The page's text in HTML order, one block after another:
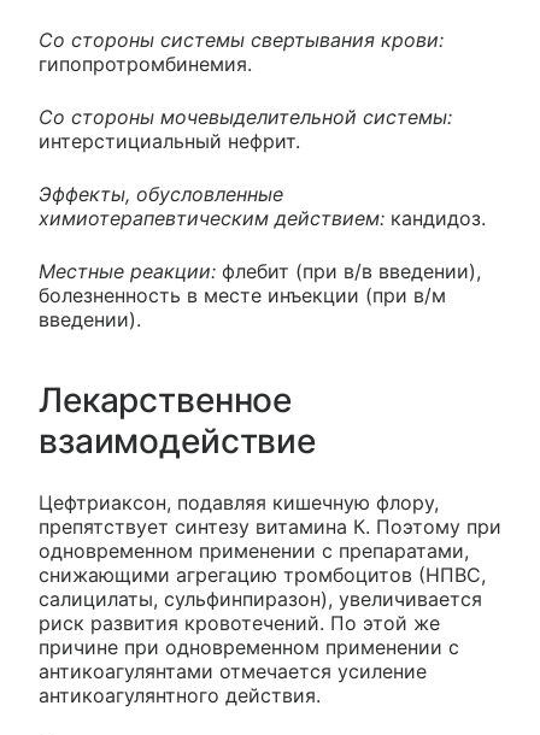
Со стороны системы свертывания крови:
гипопротромбинемия.
Со стороны мочевыделительной системы:
интерстициальный нефрит.
Эффекты, обусловленные
химиотерапевтическим действием: кандидоз.
Местные реакции: флебит (при в/в введении),
болезненность в месте инъекции (при в/м
введении).
Лекарственное
взаимодействие
Цефтриаксон, подавляя кишечную флору,
препятствует синтезу витамина К. Поэтому при
одновременном применении с препаратами,
снижающими агрегацию тромбоцитов (НПВС,
салицилаты, сульфинпиразон), увеличивается
риск развития кровотечений. По этой же
причине при одновременном применении с
антикоагулянтами отмечается усиление
антикоагулянтного действия.